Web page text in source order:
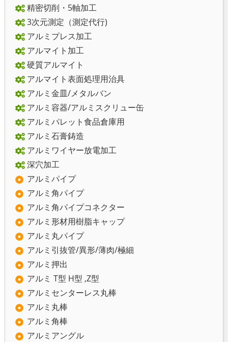
精密切削・5軸加工
3次元測定（測定代行)
アルミプレス加工
アルマイト加工
硬質アルマイト
アルマイト表面処理用治具
アルミ金皿/メタルバン
アルミ容器/アルミスクリュー缶
アルミパレット食品倉庫用
アルミ石膏鋳造
アルミワイヤー放電加工
深穴加工
アルミパイプ
アルミ角パイプ
アルミ角パイプコネクター
アルミ形材用樹脂キャップ
アルミ丸パイプ
アルミ引抜管/異形/薄肉/極細
アルミ押出
アルミ T型 H型 ,Z型
アルミセンターレス丸棒
アルミ丸棒
アルミ角棒
アルミアングル